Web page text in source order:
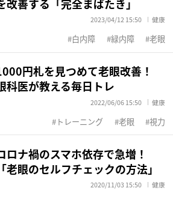
改善する「完全まばたき」
2023/04/12 15:50 健康
白内障 緑内障 老眼
円札を見つめて老眼改善！
科医が教える毎日トレ
2022/06/06 15:50 健康
トレーニング 老眼 視力
ロナ禍のスマホ依存で急増！
「老眼のセルフチェックの方法」
2020/11/03 15:50 健康